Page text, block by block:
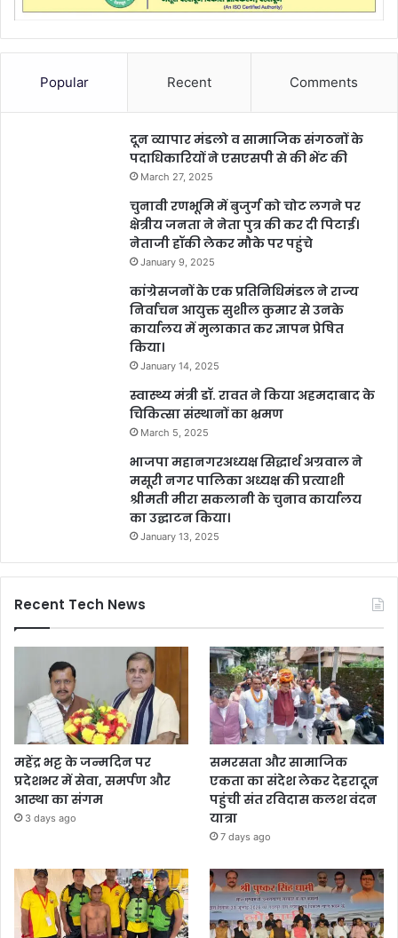
Popular Recent Comments
दून व्यापार मंडलो व सामाजिक संगठनों के
पदाधिकारियों ने एसएसपी से की भेंट की
March 27, 2025
चुनावी रणभूमि में बुजुर्ग को चोट लगने पर
क्षेत्रीय जनता ने नेता पुत्र की कर दी पिटाई।
नेताजी हॉकी लेकर मौके पर पहुंचे
January 9, 2025
कांग्रेसजनों के एक प्रतिनिधिमंडल ने राज्य
निर्वाचन आयुक्त सुशील कुमार से उनके
कार्यालय में मुलाकात कर ज्ञापन प्रेषित
किया।
January 14, 2025
स्वास्थ्य मंत्री डॉ. रावत ने किया अहमदाबाद के
चिकित्सा संस्थानों का भ्रमण
March 5, 2025
भाजपा महानगरअध्यक्ष सिद्धार्थ अग्रवाल ने
मसूरी नगर पालिका अध्यक्ष की प्रत्याशी
श्रीमती मीरा सकलानी के चुनाव कार्यालय
का उद्घाटन किया।
January 13, 2025
Recent Tech News
महेंद्र भट्ट के जन्मदिन पर
प्रदेशभर में सेवा, समर्पण और
आस्था का संगम
3 days ago
समरसता और सामाजिक
एकता का संदेश लेकर देहरादून
पहुंची संत रविदास कलश वंदन
यात्रा
7 days ago